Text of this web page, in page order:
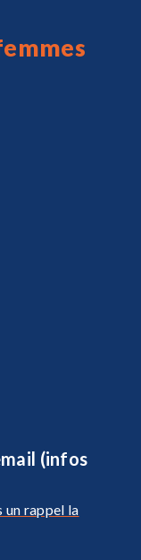
(infos
rappel la